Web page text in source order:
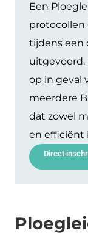
Een
protocollen
tijdens een
op in geval
meerdere
dat zowel
en efficiënt
Direct